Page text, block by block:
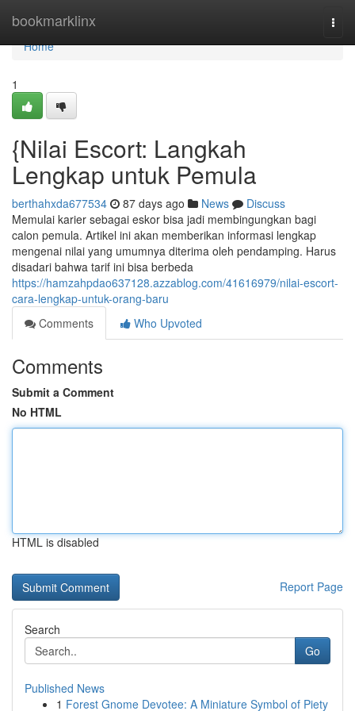
bookmarklinx
Home
Home
1
{Nilai Escort: Langkah
Lengkap untuk Pemula
berthahxda677534 87 days ago News
Discuss
Memulai karier sebagai eskor bisa jadi membingungkan bagi
calon pemula. Artikel ini akan memberikan informasi lengkap
mengenai nilai yang umumnya diterima oleh pendamping. Harus
disadari bahwa tarif ini bisa berbeda
https://hamzahpdao637128.azzablog.com/41616979/nilai-escort-
cara-lengkap-untuk-orang-baru
Comments
Who Upvoted
Comments
Submit a Comment
No HTML
HTML is disabled
Report Page
Search
Go
Published News
1 Forest Gnome Devotee: A Miniature Symbol of Piety